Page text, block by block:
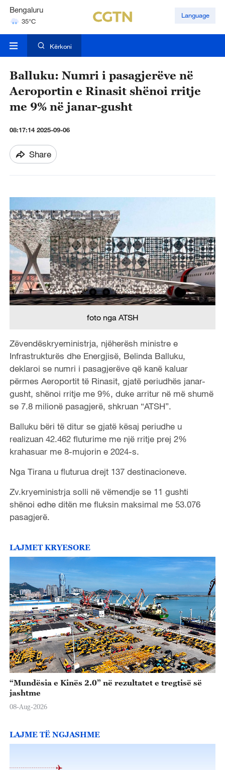
Bengaluru
35°C
Hyderabad
Language
Kërkoni
Balluku: Numri i pasagjerëve në
Aeroportin e Rinasit shënoi rritje
me 9% në janar-gusht
08:17:14 2025-09-06
Share
foto nga ATSH
Zëvendëskryeministrja, njëherësh ministre e
Infrastrukturës dhe Energjisë, Belinda Balluku,
deklaroi se numri i pasagjerëve që kanë kaluar
përmes Aeroportit të Rinasit, gjatë periudhës janar-
gusht, shënoi rritje me 9%, duke arritur në më shumë
se 7.8 milionë pasagjerë, shkruan “ATSH”.
Balluku bëri të ditur se gjatë kësaj periudhe u
realizuan 42.462 fluturime me një rritje prej 2%
krahasuar me 8-mujorin e 2024-s.
Nga Tirana u fluturua drejt 137 destinacioneve.
Zv.kryeministrja solli në vëmendje se 11 gushti
shënoi edhe ditën me fluksin maksimal me 53.076
pasagjerë.
LAJMET KRYESORE
“Mundësia e Kinës 2.0” në rezultatet e tregtisë së
jashtme
08-Aug-2026
LAJME TË NGJASHME